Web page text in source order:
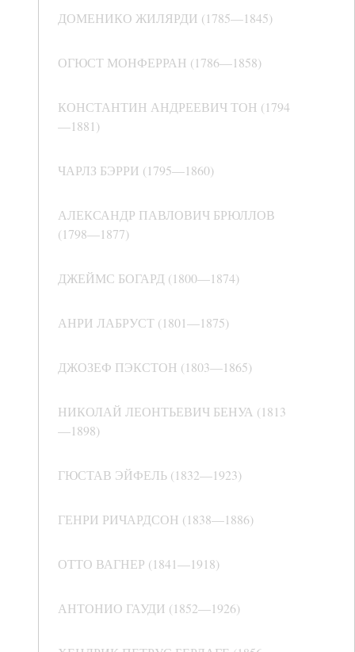
ДОМЕНИКО ЖИЛЯРДИ (1785—1845)
ОГЮСТ МОНФЕРРАН (1786—1858)
КОНСТАНТИН АНДРЕЕВИЧ ТОН (1794
—1881)
ЧАРЛЗ БЭРРИ (1795—1860)
АЛЕКСАНДР ПАВЛОВИЧ БРЮЛЛОВ
(1798—1877)
ДЖЕЙМС БОГАРД (1800—1874)
АНРИ ЛАБРУСТ (1801—1875)
ДЖОЗЕФ ПЭКСТОН (1803—1865)
НИКОЛАЙ ЛЕОНТЬЕВИЧ БЕНУА (1813
—1898)
ГЮСТАВ ЭЙФЕЛЬ (1832—1923)
ГЕНРИ РИЧАРДСОН (1838—1886)
ОТТО ВАГНЕР (1841—1918)
АНТОНИО ГАУДИ (1852—1926)